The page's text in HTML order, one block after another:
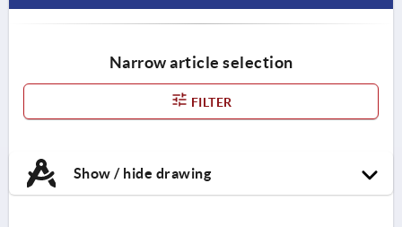
Narrow article selection
FILTER
Show / hide drawing